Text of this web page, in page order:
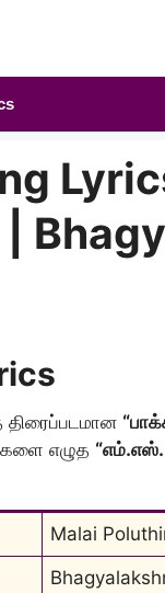
|
திரைப்படமான
எழுத
Malai